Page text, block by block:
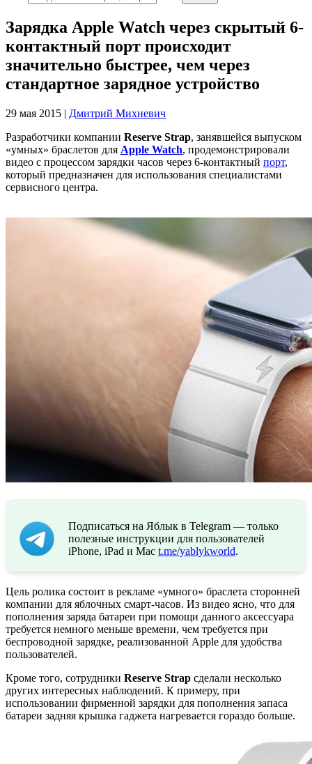
Зарядка Apple Watch через скрытый 6-
контактный порт происходит
значительно быстрее, чем через
стандартное зарядное устройство
29 мая 2015 | Дмитрий Михневич
Разработчики компании Reserve Strap, занявшейся выпуском
«умных» браслетов для Apple Watch, продемонстрировали
видео с процессом зарядки часов через 6-контактный порт,
который предназначен для использования специалистами
сервисного центра.
Подписаться на Яблык в Telegram — только
полезные инструкции для пользователей
iPhone, iPad и Mac t.me/yablykworld.
Цель ролика состоит в рекламе «умного» браслета сторонней
компании для яблочных смарт-часов. Из видео ясно, что для
пополнения заряда батареи при помощи данного аксессуара
требуется немного меньше времени, чем требуется при
беспроводной зарядке, реализованной Apple для удобства
пользователей.
Кроме того, сотрудники Reserve Strap сделали несколько
других интересных наблюдений. К примеру, при
использовании фирменной зарядки для пополнения запаса
батареи задняя крышка гаджета нагревается гораздо больше.